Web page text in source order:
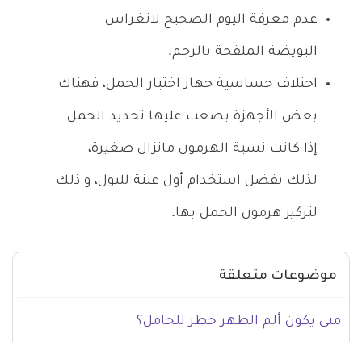
عدم معرفة اليوم الصحيح لانغراس
البويضة الملقحة بالرحم.
اختلاف حساسية جهاز اختبار الحمل، فهناك
بعض الأجهزة يصعب عليها تحديد الحمل
إذا كانت نسبة الهرمون ماتزال صغيرة،
لذلك يفضل استخدام أول عينة للبول، و ذلك
لتركيز هرمون الحمل بها.
موضوعات متعلقة
متى يكون ألم الظهر خطر للحامل؟